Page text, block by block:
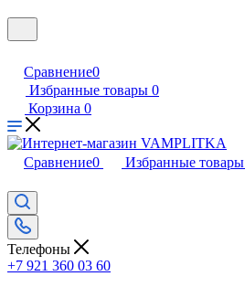
Сравнение0
Избранные товары 0
Корзина 0
Сравнение0 Избранные товары
Телефоны
+7 921 360 03 60